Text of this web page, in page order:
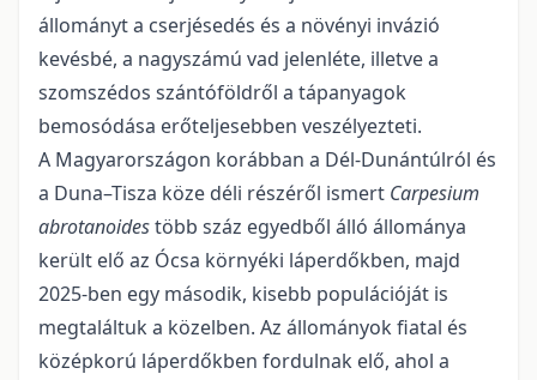
állományt a cserjésedés és a növényi invázió
kevésbé, a nagyszámú vad jelenléte, illetve a
szomszédos szántóföldről a tápanyagok
bemosódása erőteljesebben veszélyezteti.
A Magyarországon korábban a Dél-Dunántúlról és
a Duna–Tisza köze déli részéről ismert Carpesium
abrotanoidestöbb száz egyedből álló állománya
került elő az Ócsa környéki láperdőkben, majd
2025-ben egy második, kisebb populációját is
megtaláltuk a közelben. Az állományok fiatal és
közép­korú láperdőkben fordulnak elő, ahol a